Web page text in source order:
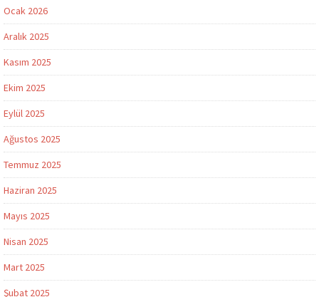
Ocak 2026
Aralık 2025
Kasım 2025
Ekim 2025
Eylül 2025
Ağustos 2025
Temmuz 2025
Haziran 2025
Mayıs 2025
Nisan 2025
Mart 2025
Şubat 2025